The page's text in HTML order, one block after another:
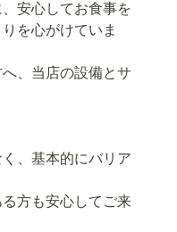
安心してお食事を
を心がけていま
、当店の設備とサ
、基本的にバリア
方も安心してご来